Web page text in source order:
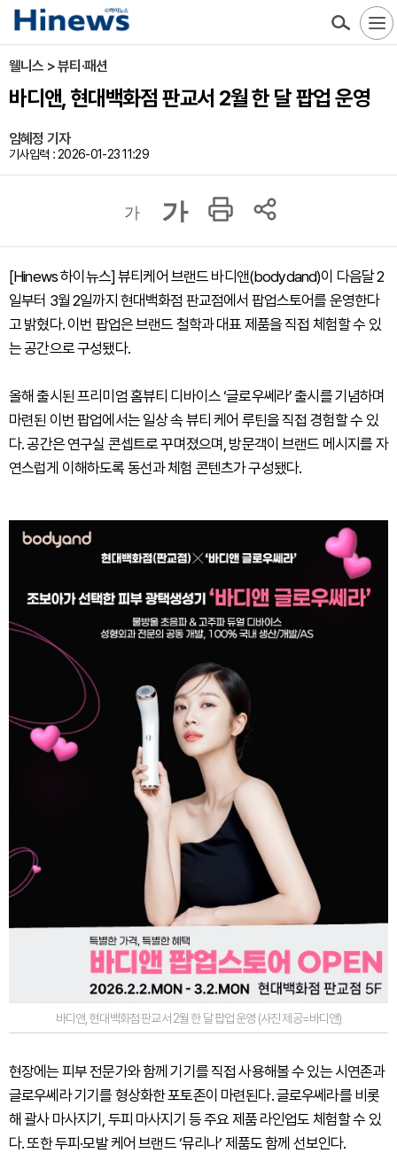
웰니스 > 뷰티·패션
바디앤, 현대백화점 판교서 2월 한 달 팝업 운영
임혜정 기자
기사입력 : 2026-01-23 11:29
가 가
[Hinews 하이뉴스] 뷰티케어 브랜드 바디앤(bodydand)이 다음달 2
일부터 3월 2일까지 현대백화점 판교점에서 팝업스토어를 운영한다
고 밝혔다. 이번 팝업은 브랜드 철학과 대표 제품을 직접 체험할 수 있
는 공간으로 구성됐다.
올해 출시된 프리미엄 홈뷰티 디바이스 ‘글로우쎄라’ 출시를 기념하며
마련된 이번 팝업에서는 일상 속 뷰티 케어 루틴을 직접 경험할 수 있
다. 공간은 연구실 콘셉트로 꾸며졌으며, 방문객이 브랜드 메시지를 자
연스럽게 이해하도록 동선과 체험 콘텐츠가 구성됐다.
바디앤, 현대백화점 판교서 2월 한 달 팝업 운영 (사진 제공=바디앤)
현장에는 피부 전문가와 함께 기기를 직접 사용해볼 수 있는 시연존과
글로우쎄라 기기를 형상화한 포토존이 마련된다. 글로우쎄라를 비롯
해 괄사 마사지기, 두피 마사지기 등 주요 제품 라인업도 체험할 수 있
다. 또한 두피·모발 케어 브랜드 ‘뮤리나’ 제품도 함께 선보인다.